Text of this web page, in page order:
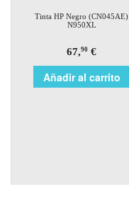
Tinta HP Negro (CN045AE)
N950XL
67,90 €
Añadir al carrito